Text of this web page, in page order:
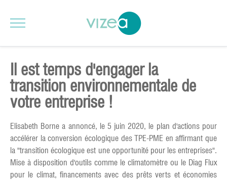
Il est temps d'engager la
transition environnementale de
votre entreprise !
Elisabeth Borne a annoncé, le 5 juin 2020, le plan d'actions pour
accélérer la conversion écologique des TPE-PME en affirmant que
la "transition écologique est une opportunité pour les entreprises".
Mise à disposition d'outils comme le climatomètre ou le Diag Flux
pour le climat, financements avec des prêts verts et économies